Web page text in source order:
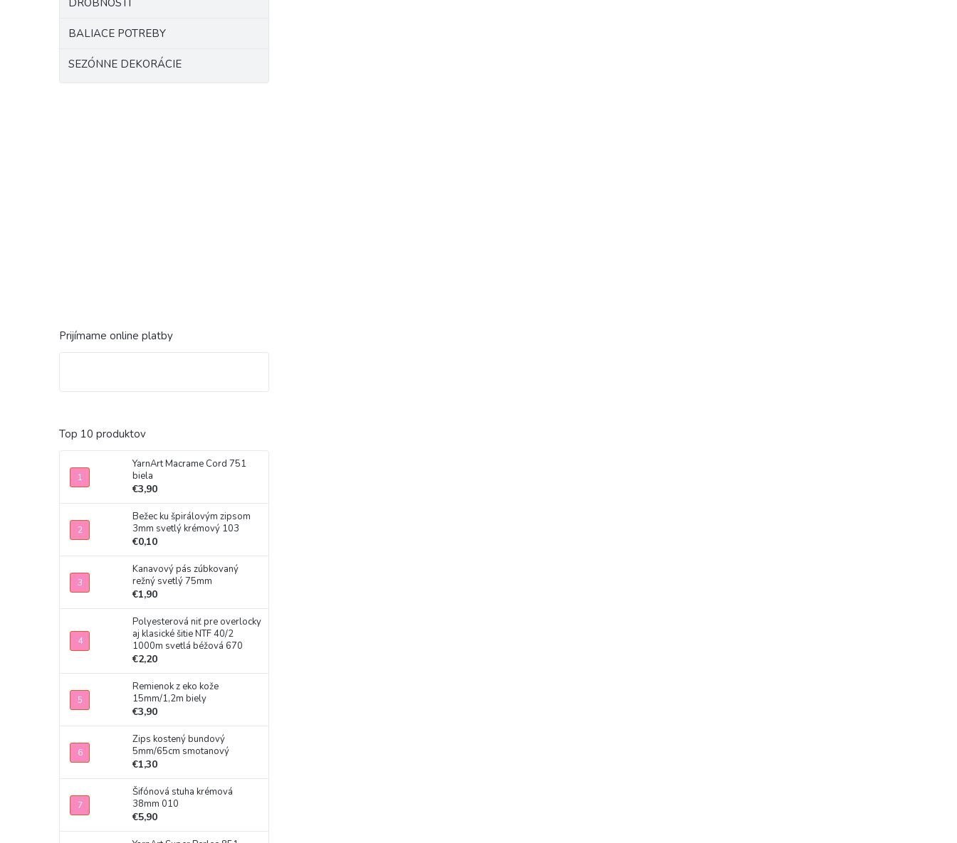
DROBNOSTI
BALIACE POTREBY
SEZÓNNE DEKORÁCIE
Prijímame online platby
Top 10 produktov
YarnArt Macrame Cord 751
biela
€3,90
Bežec ku špirálovým zipsom
3mm svetlý krémový 103
€0,10
Kanavový pás zúbkovaný
režný svetlý 75mm
€1,90
Polyesterová niť pre overlocky
aj klasické šitie NTF 40/2
1000m svetlá béžová 670
€2,20
Remienok z eko kože
15mm/1,2m biely
€3,90
Zips kostený bundový
5mm/65cm smotanový
€1,30
Šifónová stuha krémová
38mm 010
€5,90